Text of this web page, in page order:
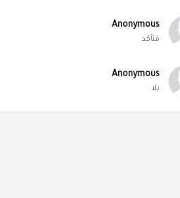
Anonymous
متأكد
Anonymous
يلا